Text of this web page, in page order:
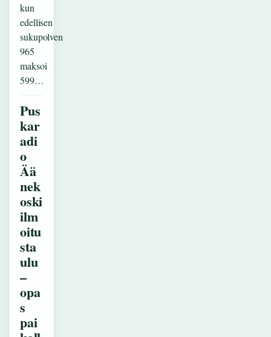
kun
edellisen
sukupolven
965
maksoi
599…
Pus
kar
adi
o
Ää
nek
oski
ilm
oitu
sta
ulu
–
opa
s
pai